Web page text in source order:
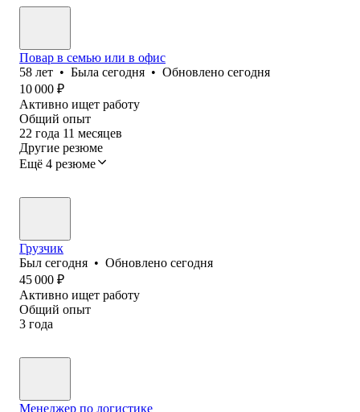
Повар в семью или в офис
58 лет • Была сегодня • Обновлено сегодня
10 000 ₽
Активно ищет работу
Общий опыт
22 года 11 месяцев
Другие резюме
Ещё 4 резюме
Грузчик
Был сегодня • Обновлено сегодня
45 000 ₽
Активно ищет работу
Общий опыт
3 года
Менеджер по логистике